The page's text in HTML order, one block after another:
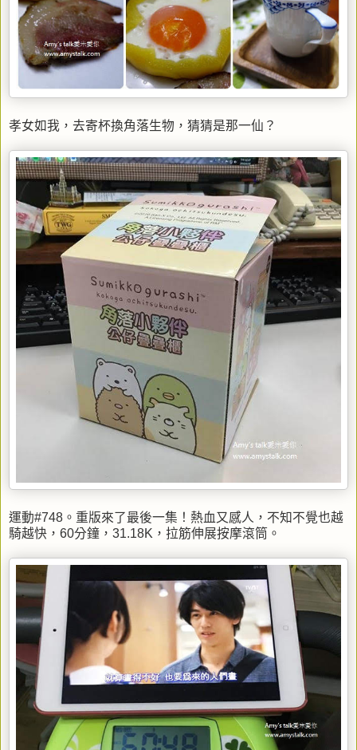
孝女如我，去寄杯換角落生物，猜猜是那一仙？
運動#748。重版來了最後一集！熱血又感人，不知不覺也越
騎越快，60分鐘，31.18K，拉筋伸展按摩滾筒。